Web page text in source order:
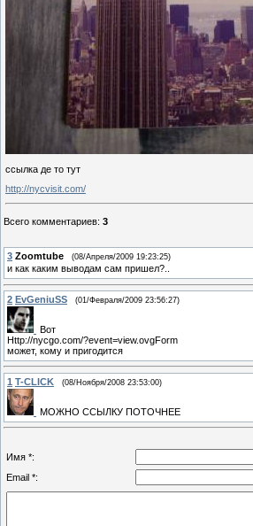
ссылка де то тут
http://nycvisit.com/
Всего комментариев: 3
3 Zoomtube (08/Апреля/2009 19:23:25)
и как каким выводам сам пришел?..
2 EvGeniuSS (01/Февраля/2009 23:56:27)
Вот
Http://nycgo.com/?event=view.ovgForm
может, кому и пригодится
1 T-CLICK (08/Ноября/2008 23:53:00)
МОЖНО ССЫЛКУ ПОТОЧНЕЕ
Имя *:
Email *: